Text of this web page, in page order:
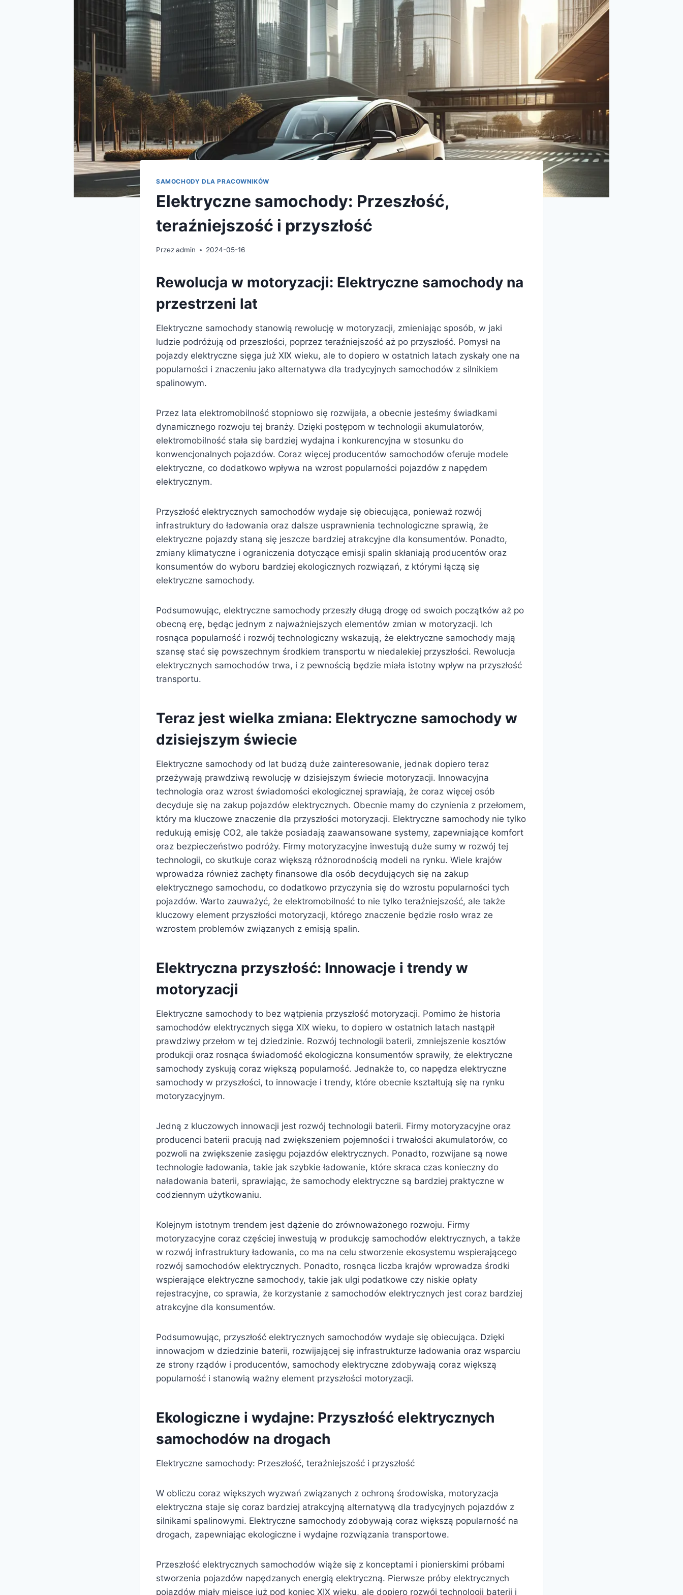
SAMOCHODY DLA PRACOWNIKÓW
Elektryczne samochody: Przeszłość,
teraźniejszość i przyszłość
Przezadmin 2024-05-16
Rewolucja w motoryzacji: Elektryczne samochody na
przestrzeni lat
Elektryczne samochody stanowią rewolucję w motoryzacji, zmieniając sposób, w jaki
ludzie podróżują od przeszłości, poprzez teraźniejszość aż po przyszłość. Pomysł na
pojazdy elektryczne sięga już XIX wieku, ale to dopiero w ostatnich latach zyskały one na
popularności i znaczeniu jako alternatywa dla tradycyjnych samochodów z silnikiem
spalinowym.
Przez lata elektromobilność stopniowo się rozwijała, a obecnie jesteśmy świadkami
dynamicznego rozwoju tej branży. Dzięki postępom w technologii akumulatorów,
elektromobilność stała się bardziej wydajna i konkurencyjna w stosunku do
konwencjonalnych pojazdów. Coraz więcej producentów samochodów oferuje modele
elektryczne, co dodatkowo wpływa na wzrost popularności pojazdów z napędem
elektrycznym.
Przyszłość elektrycznych samochodów wydaje się obiecująca, ponieważ rozwój
infrastruktury do ładowania oraz dalsze usprawnienia technologiczne sprawią, że
elektryczne pojazdy staną się jeszcze bardziej atrakcyjne dla konsumentów. Ponadto,
zmiany klimatyczne i ograniczenia dotyczące emisji spalin skłaniają producentów oraz
konsumentów do wyboru bardziej ekologicznych rozwiązań, z którymi łączą się
elektryczne samochody.
Podsumowując, elektryczne samochody przeszły długą drogę od swoich początków aż po
obecną erę, będąc jednym z najważniejszych elementów zmian w motoryzacji. Ich
rosnąca popularność i rozwój technologiczny wskazują, że elektryczne samochody mają
szansę stać się powszechnym środkiem transportu w niedalekiej przyszłości. Rewolucja
elektrycznych samochodów trwa, i z pewnością będzie miała istotny wpływ na przyszłość
transportu.
Teraz jest wielka zmiana: Elektryczne samochody w
dzisiejszym świecie
Elektryczne samochody od lat budzą duże zainteresowanie, jednak dopiero teraz
przeżywają prawdziwą rewolucję w dzisiejszym świecie motoryzacji. Innowacyjna
technologia oraz wzrost świadomości ekologicznej sprawiają, że coraz więcej osób
decyduje się na zakup pojazdów elektrycznych. Obecnie mamy do czynienia z przełomem,
który ma kluczowe znaczenie dla przyszłości motoryzacji. Elektryczne samochody nie tylko
redukują emisję CO2, ale także posiadają zaawansowane systemy, zapewniające komfort
oraz bezpieczeństwo podróży. Firmy motoryzacyjne inwestują duże sumy w rozwój tej
technologii, co skutkuje coraz większą różnorodnością modeli na rynku. Wiele krajów
wprowadza również zachęty finansowe dla osób decydujących się na zakup
elektrycznego samochodu, co dodatkowo przyczynia się do wzrostu popularności tych
pojazdów. Warto zauważyć, że elektromobilność to nie tylko teraźniejszość, ale także
kluczowy element przyszłości motoryzacji, którego znaczenie będzie rosło wraz ze
wzrostem problemów związanych z emisją spalin.
Elektryczna przyszłość: Innowacje i trendy w
motoryzacji
Elektryczne samochody to bez wątpienia przyszłość motoryzacji. Pomimo że historia
samochodów elektrycznych sięga XIX wieku, to dopiero w ostatnich latach nastąpił
prawdziwy przełom w tej dziedzinie. Rozwój technologii baterii, zmniejszenie kosztów
produkcji oraz rosnąca świadomość ekologiczna konsumentów sprawiły, że elektryczne
samochody zyskują coraz większą popularność. Jednakże to, co napędza elektryczne
samochody w przyszłości, to innowacje i trendy, które obecnie kształtują się na rynku
motoryzacyjnym.
Jedną z kluczowych innowacji jest rozwój technologii baterii. Firmy motoryzacyjne oraz
producenci baterii pracują nad zwiększeniem pojemności i trwałości akumulatorów, co
pozwoli na zwiększenie zasięgu pojazdów elektrycznych. Ponadto, rozwijane są nowe
technologie ładowania, takie jak szybkie ładowanie, które skraca czas konieczny do
naładowania baterii, sprawiając, że samochody elektryczne są bardziej praktyczne w
codziennym użytkowaniu.
Kolejnym istotnym trendem jest dążenie do zrównoważonego rozwoju. Firmy
motoryzacyjne coraz częściej inwestują w produkcję samochodów elektrycznych, a także
w rozwój infrastruktury ładowania, co ma na celu stworzenie ekosystemu wspierającego
rozwój samochodów elektrycznych. Ponadto, rosnąca liczba krajów wprowadza środki
wspierające elektryczne samochody, takie jak ulgi podatkowe czy niskie opłaty
rejestracyjne, co sprawia, że korzystanie z samochodów elektrycznych jest coraz bardziej
atrakcyjne dla konsumentów.
Podsumowując, przyszłość elektrycznych samochodów wydaje się obiecująca. Dzięki
innowacjom w dziedzinie baterii, rozwijającej się infrastrukturze ładowania oraz wsparciu
ze strony rządów i producentów, samochody elektryczne zdobywają coraz większą
popularność i stanowią ważny element przyszłości motoryzacji.
Ekologiczne i wydajne: Przyszłość elektrycznych
samochodów na drogach
Elektryczne samochody: Przeszłość, teraźniejszość i przyszłość
W obliczu coraz większych wyzwań związanych z ochroną środowiska, motoryzacja
elektryczna staje się coraz bardziej atrakcyjną alternatywą dla tradycyjnych pojazdów z
silnikami spalinowymi. Elektryczne samochody zdobywają coraz większą popularność na
drogach, zapewniając ekologiczne i wydajne rozwiązania transportowe.
Przeszłość elektrycznych samochodów wiąże się z konceptami i pionierskimi próbami
stworzenia pojazdów napędzanych energią elektryczną. Pierwsze próby elektrycznych
pojazdów miały miejsce już pod koniec XIX wieku, ale dopiero rozwój technologii baterii i